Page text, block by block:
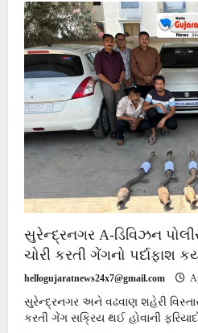
માનપર
ગામે
સમસ્ત
કોળી
ઠાકોર
સમાજનું
સાંસદ
ગેનીબેન
ઠાકોરની
અધ્યક્ષતામાં
ભવ્ય
મહાસંમેલન
યોજાયું
સુરેન્દ્રનગર A-ડિવિઝન
ચોરી કરતી ગેંગનો પર્દાફાશ
hellogujaratnews24x7@gmail.com
સુરેન્દ્રનગર અને વઢવાણ શહેરી
કરતી ગેંગ સક્રિય થઈ હોવાની